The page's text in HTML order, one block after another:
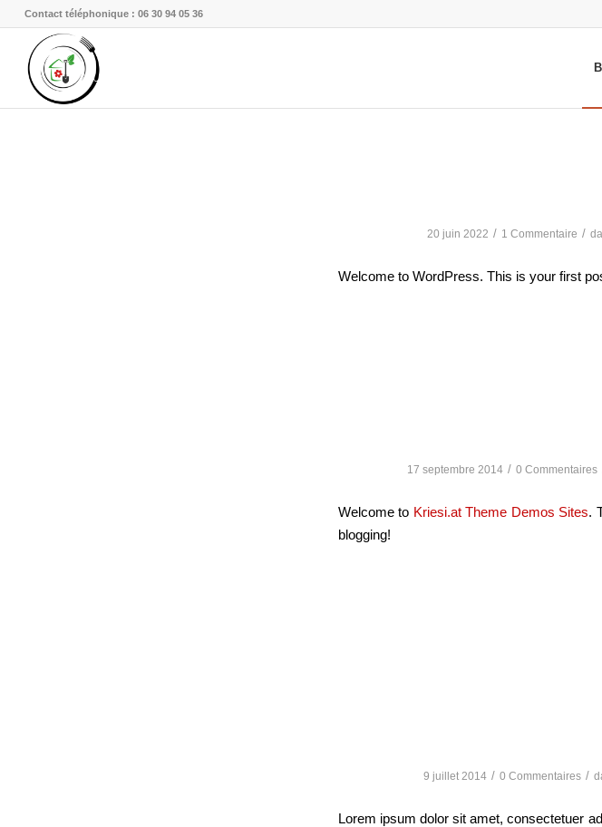
Contact téléphonique : 06 30 94 05 36
20 juin 2022 / 1 Commentaire /
Welcome to WordPress. This is your first
17 septembre 2014 / 0 Commentaires
Welcome to Kriesi.at Theme Demos Sites.
blogging!
9 juillet 2014 / 0 Commentaires /
Lorem ipsum dolor sit amet, consectetuer